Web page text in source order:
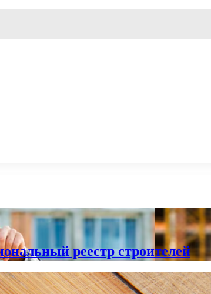
реестр строителей